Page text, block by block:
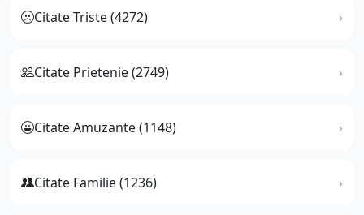
Citate Triste (4272)
Citate Prietenie (2749)
Citate Amuzante (1148)
Citate Familie (1236)